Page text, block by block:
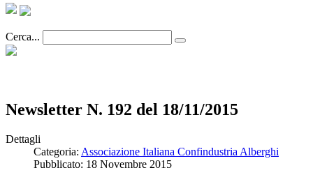
Cerca...
Newsletter N. 192 del 18/11/2015
Dettagli
Categoria: Associazione Italiana Confindustria Alberghi
Pubblicato: 18 Novembre 2015